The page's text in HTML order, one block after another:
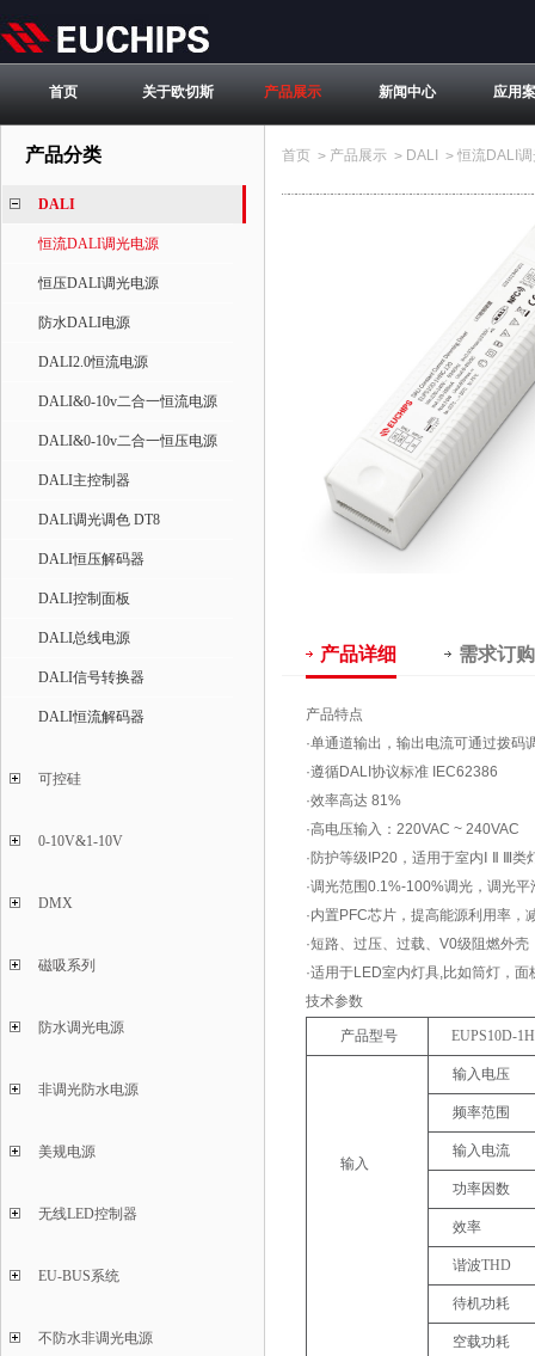
首页 关于欧切斯 产品展示 新闻中心 应用
产品分类
DALI
恒流DALI调光电源
恒压DALI调光电源
防水DALI电源
DALI2.0恒流电源
DALI&0-10v二合一恒流电源
DALI&0-10v二合一恒压电源
DALI主控制器
DALI调光调色 DT8
DALI恒压解码器
DALI控制面板
DALI总线电源
DALI信号转换器
DALI恒流解码器
可控硅
0-10V&1-10V
DMX
磁吸系列
防水调光电源
非调光防水电源
美规电源
无线LED控制器
EU-BUS系统
不防水非调光电源
首页 > 产品展示 > DALI > 恒流DALI
产品详细 需求订购
产品特点
·单通道输出，输出电流可通过拨码
·遵循DALI协议标准 IEC62386
·效率高达 81%
·高电压输入：220VAC ~ 240VAC
·防护等级IP20，适用于室内Ⅰ Ⅱ Ⅲ类
·调光范围0.1%-100%调光，调光
·内置PFC芯片，提高能源利用率，
·短路、过压、过载、V0级阻燃外壳
·适用于LED室内灯具,比如筒灯，面
技术参数
产品型号 EUPS10D-
输入
输入电压
频率范围
输入电流
功率因数
效率
谐波THD
待机功耗
空载功耗